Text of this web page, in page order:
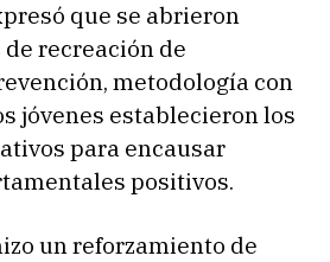
que se abrieron
recreación de
metodología con
jóvenes establecieron los
para encausar
positivos.
un reforzamiento de